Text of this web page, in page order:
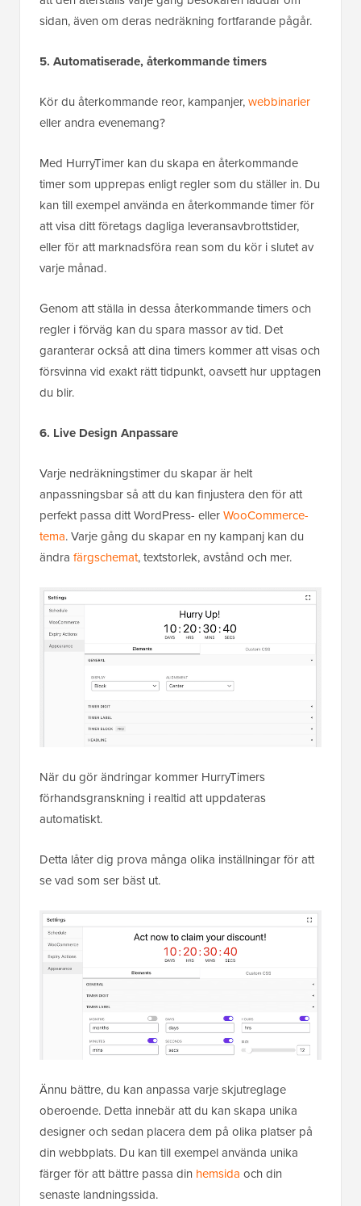
sidan, även om deras nedräkning fortfarande pågår.
5. Automatiserade, återkommande timers
Kör du återkommande reor, kampanjer,webbinarier
eller andra evenemang?
Med HurryTimer kan du skapa en återkommande
timer som upprepas enligt regler som du ställer in. Du
kan till exempel använda en återkommande timer för
att visa ditt företags dagliga leveransavbrottstider,
eller för att marknadsföra rean som du kör i slutet av
varje månad.
Genom att ställa in dessa återkommande timers och
regler i förväg kan du spara massor av tid. Det
garanterar också att dina timers kommer att visas och
försvinna vid exakt rätt tidpunkt, oavsett hur upptagen
du blir.
6. Live Design Anpassare
Varje nedräkningstimer du skapar är helt
anpassningsbar så att du kan finjustera den för att
perfekt passa ditt WordPress- ellerWooCommerce-
tema. Varje gång du skapar en ny kampanj kan du
ändra färgschemat, textstorlek, avstånd och mer.
När du gör ändringar kommer HurryTimers
förhandsgranskning i realtid att uppdateras
automatiskt.
Detta låter dig prova många olika inställningar för att
se vad som ser bäst ut.
Ännu bättre, du kan anpassa varje skjutreglage
oberoende. Detta innebär att du kan skapa unika
designer och sedan placera dem på olika platser på
din webbplats. Du kan till exempel använda unika
färger för att bättre passa din hemsida och din
senaste landningssida.